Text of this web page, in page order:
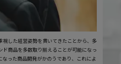
視した経営姿勢を貫いてきたことから、多
商品を多数取り揃えることが可能になっ
った商品開発がかのうであり、これによ